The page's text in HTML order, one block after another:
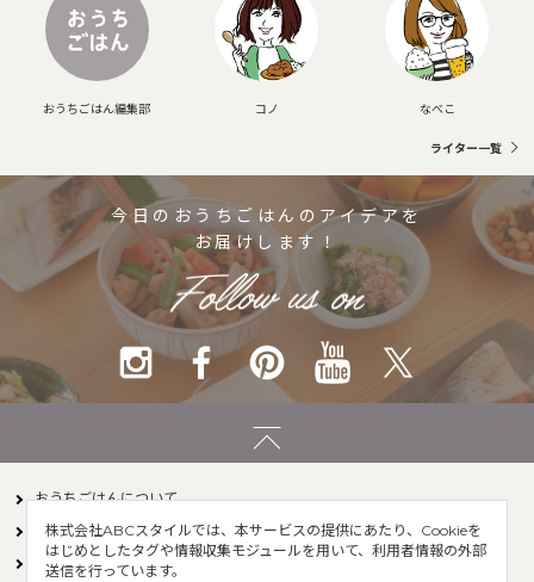
おうちごはん編集部 コノ なべこ
ライター一覧
株式会社ABCスタイルでは、本サービスの提供にあたり、Cookieを
はじめとしたタグや情報収集モジュールを用いて、利用者情報の外部
送信を行っています。
今日のおうちごはんのアイデアを
お届けします！
おうちごはんについて
ライター一覧
お問い合わせ
運営会社
サイト利用規約